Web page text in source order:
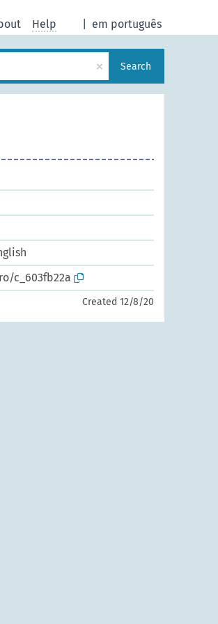
em português
Help
× Search
c_603fb22a
Created 12/8/20